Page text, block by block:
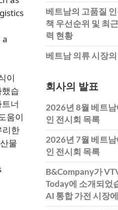
a
이
습
너
움이
리한
물
베트남의 고품질
책 우선순위 및 최
력 현황
베트남 의류 시장
회사의 발표
2026년 8월 베트
인 전시회 목록
2026년 7월 베트
인 전시회 목록
B&Company가
Today에 소개되었
AI 통합 가전 시장